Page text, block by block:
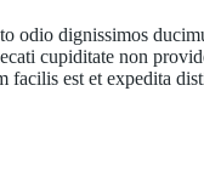
odio dignissimos
cupiditate non
facilis est et expedita